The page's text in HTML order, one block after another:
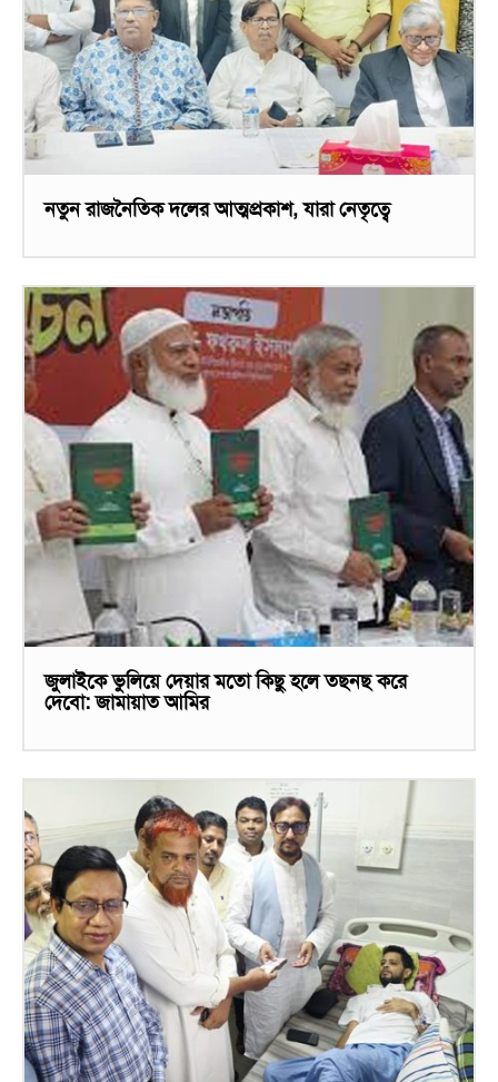
নতুন রাজনৈতিক দলের আত্মপ্রকাশ, যারা নেতৃত্বে
জুলাইকে ভুলিয়ে দেয়ার মতো কিছু হলে তছনছ করে
দেবো: জামায়াত আমির